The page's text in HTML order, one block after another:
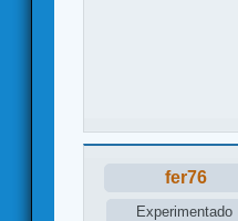
fer76
Experimentado